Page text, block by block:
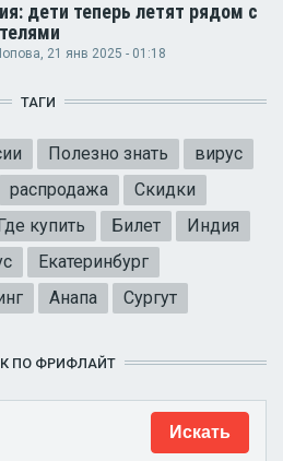
дети теперь летят рядом с
, 21 янв 2025 - 01:18
ТАГИ
Полезно знать
вирус
распродажа
Скидки
купить Билет
Индия
Екатеринбург
Анапа Сургут
ПО ФРИФЛАЙТ